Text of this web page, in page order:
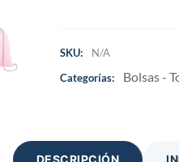
SKU:
N/A
Categorías:
Bolsas -
DESCRIPCIÓN